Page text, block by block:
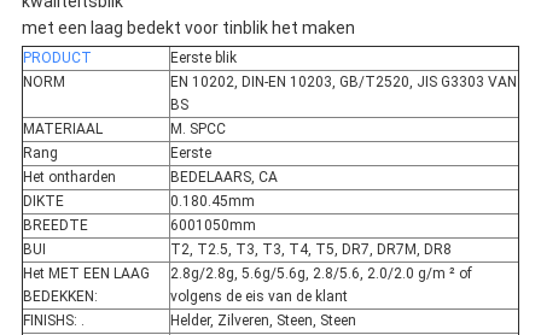
met een laag bedekt voor tinblik het maken
PRODUCT
Eerste blik
NORM
EN 10202, DIN-EN 10203, GB/T2520, JIS G3303 VAN
BS
MATERIAAL
M. SPCC
Rang
Eerste
Het ontharden
BEDELAARS, CA
DIKTE
0.180.45mm
BREEDTE
6001050mm
BUI
T2, T2.5, T3, T3, T4, T5, DR7, DR7M, DR8
Het MET EEN LAAG
BEDEKKEN:
2.8g/2.8g, 5.6g/5.6g, 2.8/5.6, 2.0/2.0 g/m ² of
volgens de eis van de klant
FINISHS: .
Helder, Zilveren, Steen, Steen